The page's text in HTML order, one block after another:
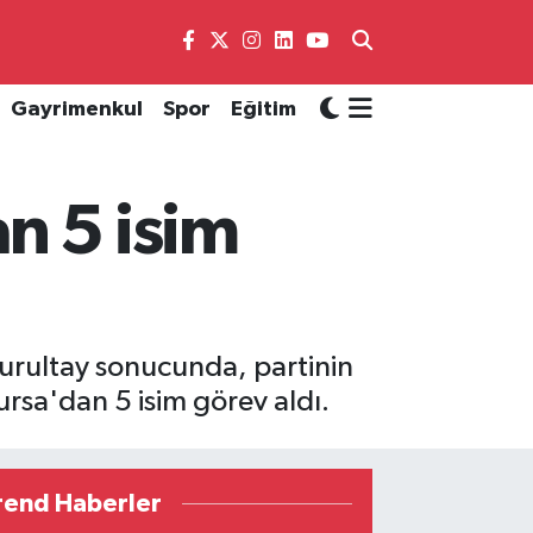
Gayrimenkul Spor Eğitim
5 isim
sonucunda, partinin
5 isim görev aldı.
Haberler